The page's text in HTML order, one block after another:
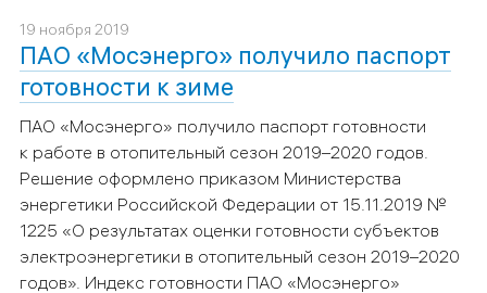
19 ноября 2019
ПАО «Мосэнерго» получило паспорт
готовности к зиме
ПАО «Мосэнерго» получило паспорт готовности
к работе в отопительный сезон 2019–2020 годов.
Решение оформлено приказом Министерства
энергетики Российской Федерации от 15.11.2019 №
1225 «О результатах оценки готовности субъектов
электроэнергетики в отопительный сезон 2019–2020
годов». Индекс готовности ПАО «Мосэнерго»